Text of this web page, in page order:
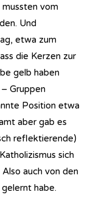
vom
Und
etwa zum
die Kerzen zur
gelb haben
Gruppen
Position etwa
aber gab es
reflektierende)
sich
auch von den
habe.